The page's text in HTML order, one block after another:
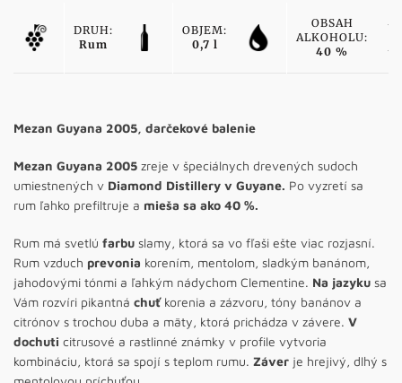
DRUH:
Rum
OBJEM:
0,7 l
OBSAH
ALKOHOLU:
40 %
Mezan Guyana 2005, darčekové balenie
Mezan Guyana 2005 zreje v špeciálnych drevených sudoch
umiestnených v Diamond Distillery v Guyane. Po vyzretí sa
rum ľahko prefiltruje a mieša sa ako 40 %.
Rum má svetlú farbu slamy, ktorá sa vo fľaši ešte viac rozjasní.
Rum vzduch prevonia korením, mentolom, sladkým banánom,
jahodovými tónmi a ľahkým nádychom Clementine. Na jazyku sa
Vám rozvíri pikantná chuťkorenia a zázvoru, tóny banánov a
citrónov s trochou duba a mäty, ktorá prichádza v závere. V
dochuti citrusové a rastlinné známky v profile vytvoria
kombináciu, ktorá sa spojí s teplom rumu. Záver je hrejivý, dlhý s